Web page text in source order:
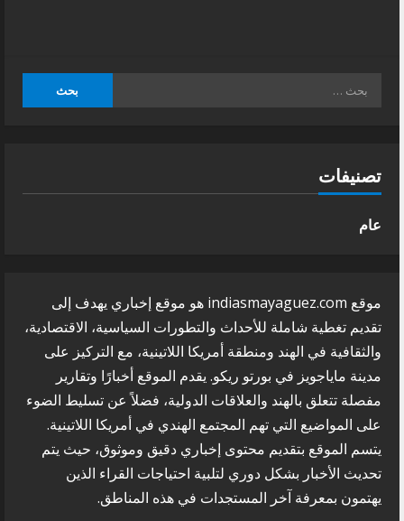
تصنيفات
عام
موقع indiasmayaguez.com هو موقع إخباري يهدف إلى
تقديم تغطية شاملة للأحداث والتطورات السياسية، الاقتصادية،
والثقافية في الهند ومنطقة أمريكا اللاتينية، مع التركيز على
مدينة ماياجويز في بورتو ريكو. يقدم الموقع أخبارًا وتقارير
مفصلة تتعلق بالهند والعلاقات الدولية، فضلاً عن تسليط الضوء
على المواضيع التي تهم المجتمع الهندي في أمريكا اللاتينية.
يتسم الموقع بتقديم محتوى إخباري دقيق وموثوق، حيث يتم
تحديث الأخبار بشكل دوري لتلبية احتياجات القراء الذين
يهتمون بمعرفة آخر المستجدات في هذه المناطق.